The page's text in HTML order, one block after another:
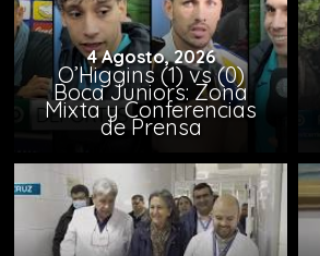
4 Agosto, 2026
O’Higgins (1) vs (0)
Boca Juniors: Zona
Mixta y Conferencias
de Prensa